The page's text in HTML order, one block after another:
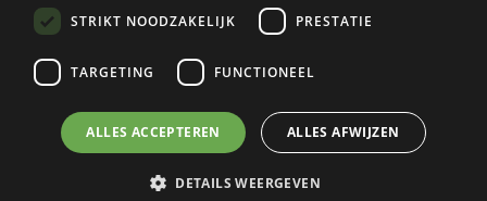
Privacybeleid
Cookiebeleid
STRIKT NOODZAKELIJK PRESTATIE
TARGETING FUNCTIONEEL
ALLES ACCEPTEREN ALLES AFWIJZEN
DETAILS WEERGEVEN